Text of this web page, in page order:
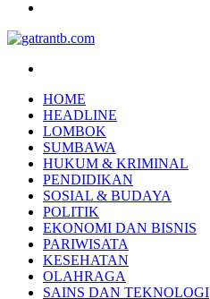
HOME
HEADLINE
LOMBOK
SUMBAWA
HUKUM & KRIMINAL
PENDIDIKAN
SOSIAL & BUDAYA
POLITIK
EKONOMI DAN BISNIS
PARIWISATA
KESEHATAN
OLAHRAGA
SAINS DAN TEKNOLOGI